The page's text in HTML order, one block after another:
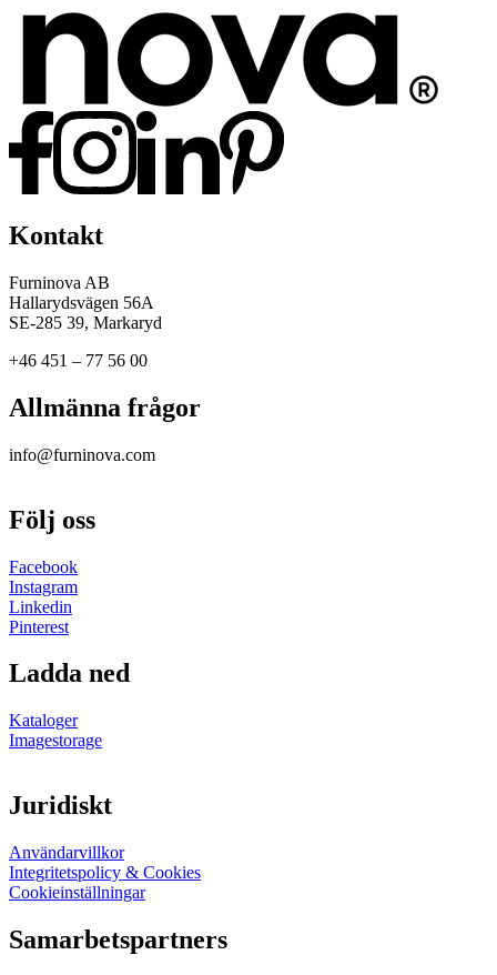
Kontakt
Furninova AB
Hallarydsvägen 56A
SE-285 39, Markaryd
+46 451 – 77 56 00
Allmänna frågor
info@furninova.com
Följ oss
Facebook
Instagram
Linkedin
Pinterest
Ladda ned
Kataloger
Imagestorage
Juridiskt
Användarvillkor
Integritetspolicy & Cookies
Cookieinställningar
Samarbetspartners